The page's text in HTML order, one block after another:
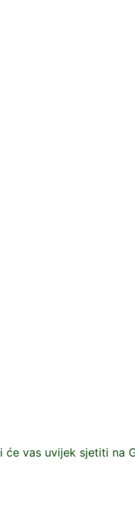
vas uvijek sjetiti na